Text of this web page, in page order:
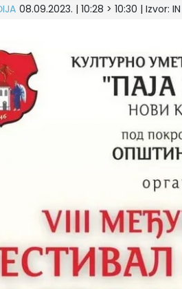
08.09.2023. | 10:28 > 10:30 | Izvor: